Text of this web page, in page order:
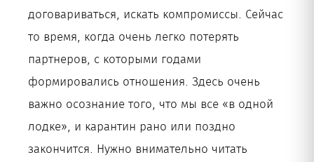
договариваться, искать компромиссы. Сейчас
то время, когда очень легко потерять
партнеров, с которыми годами
формировались отношения. Здесь очень
важно осознание того, что мы все «в одной
лодке», и карантин рано или поздно
закончится. Нужно внимательно читать